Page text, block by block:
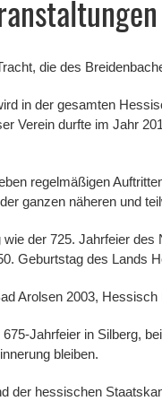
die des
in der gesamten
Verein durfte im Jahr
regelmäßigen
ganzen näheren und
der 725. Jahrfeier
Geburtstag des Lands
Arolsen 2003,
Jahrfeier in Silberg,
bleiben.
der hessischen